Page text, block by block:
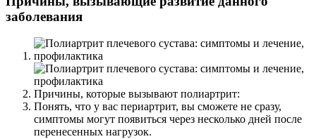
заболевания
Причины, которые вызывают полиартрит:
Понять, что у вас периартрит, вы сможете не сразу,
симптомы могут появиться через несколько дней после
перенесенных нагрузок.